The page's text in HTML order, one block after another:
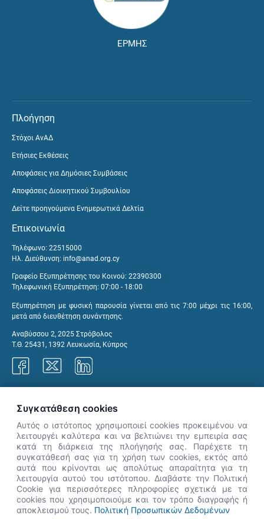
ΕΡΜΗΣ
Πλοήγηση
Στόχοι ΑνΑΔ
Ετήσιες Εκθέσεις
Αποφάσεις για Δημόσιες Συμβάσεις
Αποφάσεις Διοικητικού Συμβουλίου
Δείτε προηγούμενα Ενημερωτικά Δελτία
Επικοινωνία
Τηλέφωνο: 22515000
Ηλ. Διεύθυνση: info@anad.org.cy
Γραφείο Εξυπηρέτησης του Κοινού: 22390300
Τηλεφωνική Εξυπηρέτηση: 07:00 - 18:00
Εξυπηρέτηση με φυσική παρουσία γίνεται από τις 7:00 μέχρι τις 16:00,
μετά από διευθέτηση συνάντησης.
Αναβύσσου 2, 2025 Στρόβολος
Τ.Θ. 25431, 1392 Λευκωσία, Κύπρος
👋 Καλώς ήρθες! Είμαι η Νόησις.
Πες μου πώς μπορώ να σε βοηθήσω
σήμερα.
Συγκατάθεση cookies
Αυτός ο ιστότοπος χρησιμοποιεί cookies προκειμένου να
λειτουργέι καλύτερα και να βελτιώνει την εμπειρία σας
κατά τη διάρκεια της πλοήγησής σας. Παρέχετε τη
συγκατάθεσή σας για τη χρήση των cookies, εκτός από
αυτά που κρίνονται ως απολύτως απαραίτητα για τη
λειτουργία αυτού του ιστότοπου. Διαβάστε την Πολιτική
Cookie για περισσότερες πληροφορίες σχετικά με τα
cookies που χρησιμοποιούμε και τον τρόπο διαγραφής ή
αποκλεισμού τους. Πολιτική Προσωπικών Δεδομένων